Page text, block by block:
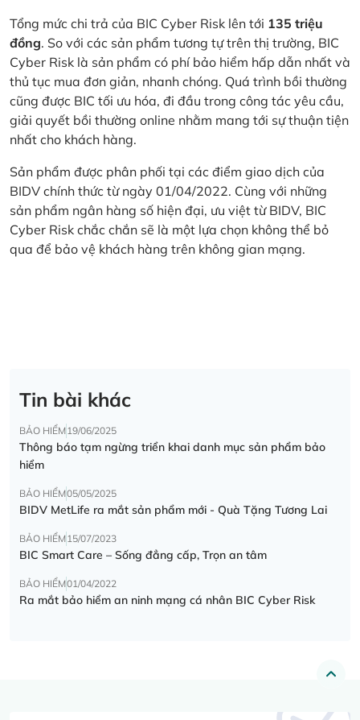
Tổng mức chi trả của BIC Cyber Risk lên tới 135 triệu
đồng. So với các sản phẩm tương tự trên thị trường, BIC
Cyber Risk là sản phẩm có phí bảo hiểm hấp dẫn nhất và
thủ tục mua đơn giản, nhanh chóng. Quá trình bồi thường
cũng được BIC tối ưu hóa, đi đầu trong công tác yêu cầu,
giải quyết bồi thường online nhằm mang tới sự thuận tiện
nhất cho khách hàng.
Sản phẩm được phân phối tại các điểm giao dịch của
BIDV chính thức từ ngày 01/04/2022. Cùng với những
sản phẩm ngân hàng số hiện đại, ưu việt từ BIDV, BIC
Cyber Risk chắc chắn sẽ là một lựa chọn không thể bỏ
qua để bảo vệ khách hàng trên không gian mạng.
Tin bài khác
BẢO HIỂM19/06/2025
Thông báo tạm ngừng triển khai danh mục sản phẩm bảo
hiểm
BẢO HIỂM05/05/2025
BIDV MetLife ra mắt sản phẩm mới - Quà Tặng Tương Lai
BẢO HIỂM15/07/2023
BIC Smart Care – Sống đẳng cấp, Trọn an tâm
BẢO HIỂM01/04/2022
Ra mắt bảo hiểm an ninh mạng cá nhân BIC Cyber Risk